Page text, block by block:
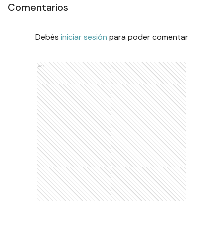
Comentarios
Debés iniciar sesión para poder comentar
Ads